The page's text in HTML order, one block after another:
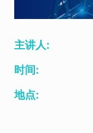
主讲人:
时间:
地点: